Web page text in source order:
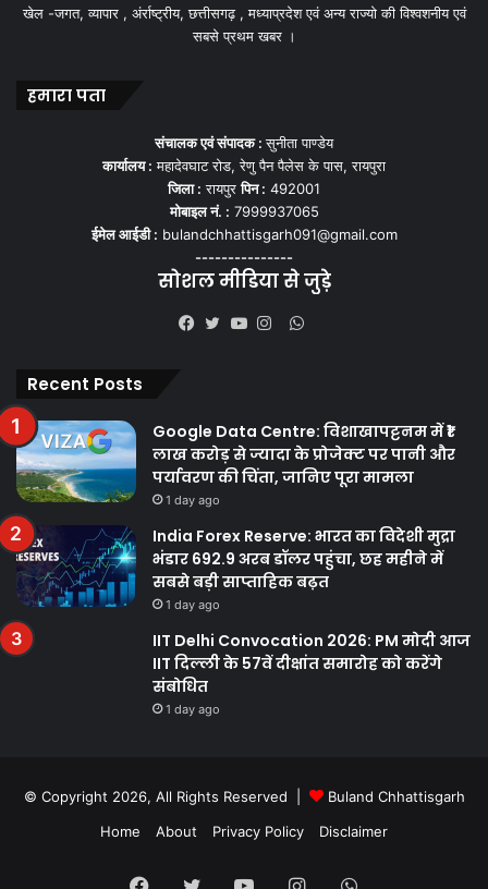
खेल -जगत, व्यापार , अंर्राष्ट्रीय, छत्तीसगढ़ , मध्याप्रदेश एवं अन्य राज्यो की विश्वशनीय एवं
सबसे प्रथम खबर ।
हमारा पता
संचालक एवं संपादक :सुनीता पाण्डेय
कार्यालय : महादेवघाट रोड, रेणु पैन पैलेस के पास, रायपुरा
जिला : रायपुरपिन : 492001
मोबाइल नं. : 7999937065
ईमेल आईडी : bulandchhattisgarh091@gmail.com
---------------
सोशल मीडिया से जुड़े
WhatsApp
Recent Posts
Google Data Centre: विशाखापट्टनम में ₹1
लाख करोड़ से ज्यादा के प्रोजेक्ट पर पानी और
पर्यावरण की चिंता, जानिए पूरा मामला
1 day ago
India Forex Reserve: भारत का विदेशी मुद्रा
भंडार 692.9 अरब डॉलर पहुंचा, छह महीने में
सबसे बड़ी साप्ताहिक बढ़त
1 day ago
IIT Delhi Convocation 2026: PM मोदी आज
IIT दिल्ली के 57वें दीक्षांत समारोह को करेंगे
संबोधित
1 day ago
© Copyright 2026, All Rights Reserved |
Buland Chhattisgarh
Home
About Privacy Policy Disclaimer